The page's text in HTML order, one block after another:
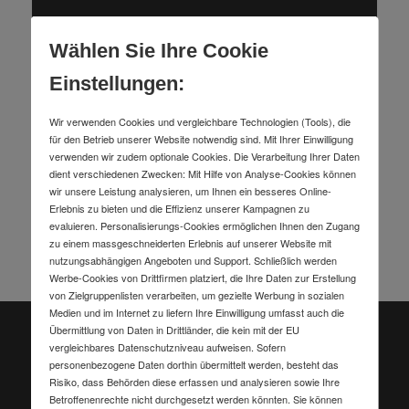
Lust mit anzupacken?
Teil der Contorion-Qualitätswerkstatt werden und
Belohnung sichern.
Wählen Sie Ihre Cookie
Einstellungen:
Wir verwenden Cookies und vergleichbare Technologien (Tools), die
für den Betrieb unserer Website notwendig sind. Mit Ihrer Einwilligung
verwenden wir zudem optionale Cookies. Die Verarbeitung Ihrer Daten
dient verschiedenen Zwecken: Mit Hilfe von Analyse-Cookies können
wir unsere Leistung analysieren, um Ihnen ein besseres Online-
Erlebnis zu bieten und die Effizienz unserer Kampagnen zu
evaluieren. Personalisierungs-Cookies ermöglichen Ihnen den Zugang
zu einem massgeschneiderten Erlebnis auf unserer Website mit
nutzungsabhängigen Angeboten und Support. Schließlich werden
Werbe-Cookies von Drittfirmen platziert, die Ihre Daten zur Erstellung
von Zielgruppenlisten verarbeiten, um gezielte Werbung in sozialen
Medien und im Internet zu liefern Ihre Einwilligung umfasst auch die
Übermittlung von Daten in Drittländer, die kein mit der EU
vergleichbares Datenschutzniveau aufweisen. Sofern
personenbezogene Daten dorthin übermittelt werden, besteht das
Risiko, dass Behörden diese erfassen und analysieren sowie Ihre
Betroffenenrechte nicht durchgesetzt werden könnten. Sie können